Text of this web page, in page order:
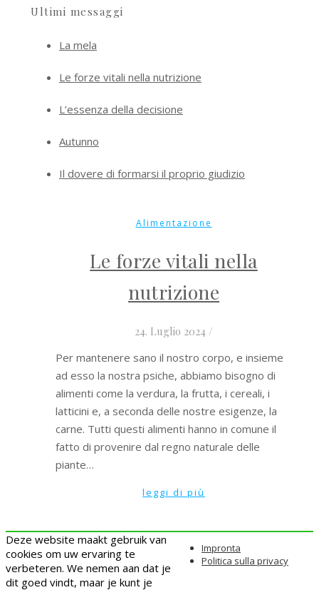
Ultimi messaggi
La mela
Le forze vitali nella nutrizione
L’essenza della decisione
Autunno
Il dovere di formarsi il proprio giudizio
Alimentazione
Le forze vitali nella
nutrizione
24. Luglio 2024 /
Per mantenere sano il nostro corpo, e insieme
ad esso la nostra psiche, abbiamo bisogno di
alimenti come la verdura, la frutta, i cereali, i
latticini e, a seconda delle nostre esigenze, la
carne. Tutti questi alimenti hanno in comune il
fatto di provenire dal regno naturale delle
piante…
leggi di più
Impronta
Politica sulla privacy
Deze website maakt gebruik van
cookies om uw ervaring te
verbeteren. We nemen aan dat je
dit goed vindt, maar je kunt je